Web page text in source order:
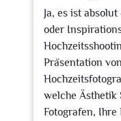
Ja, es ist
oder
Präsentation
welche Ästhetik
Fotografen, Ihre